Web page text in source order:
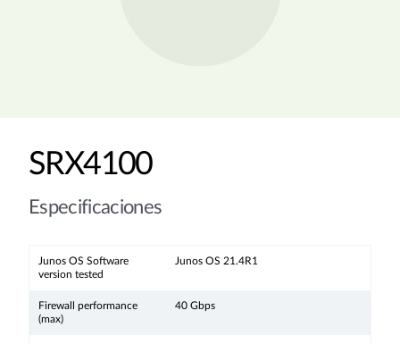
SRX4100
Especificaciones
Junos OS Software
version tested
Junos OS 21.4R1
Firewall performance
(max)
40 Gbps